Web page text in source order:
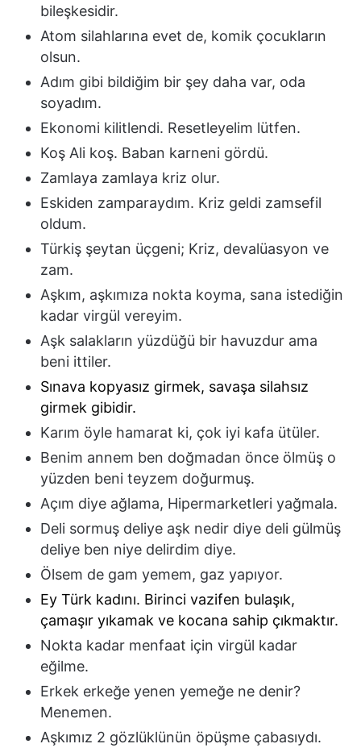
bileşkesidir.
Atom silahlarına evet de, komik çocukların
olsun.
Adım gibi bildiğim bir şey daha var, oda
soyadım.
Ekonomi kilitlendi. Resetleyelim lütfen.
Koş Ali koş. Baban karneni gördü.
Zamlaya zamlaya kriz olur.
Eskiden zamparaydım. Kriz geldi zamsefil
oldum.
Türkiş şeytan üçgeni; Kriz, devalüasyon ve
zam.
Aşkım, aşkımıza nokta koyma, sana istediğin
kadar virgül vereyim.
Aşk salakların yüzdüğü bir havuzdur ama
beni ittiler.
Sınava kopyasız girmek, savaşa silahsız
girmek gibidir.
Karım öyle hamarat ki, çok iyi kafa ütüler.
Benim annem ben doğmadan önce ölmüş o
yüzden beni teyzem doğurmuş.
Açım diye ağlama, Hipermarketleri yağmala.
Deli sormuş deliye aşk nedir diye deli gülmüş
deliye ben niye delirdim diye.
Ölsem de gam yemem, gaz yapıyor.
Ey Türk kadını. Birinci vazifen bulaşık,
çamaşır yıkamak ve kocana sahip çıkmaktır.
Nokta kadar menfaat için virgül kadar
eğilme.
Erkek erkeğe yenen yemeğe ne denir?
Menemen.
Aşkımız 2 gözlüklünün öpüşme çabasıydı.